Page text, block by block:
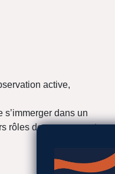
active,
s’immerger dans un
rôles de managers et